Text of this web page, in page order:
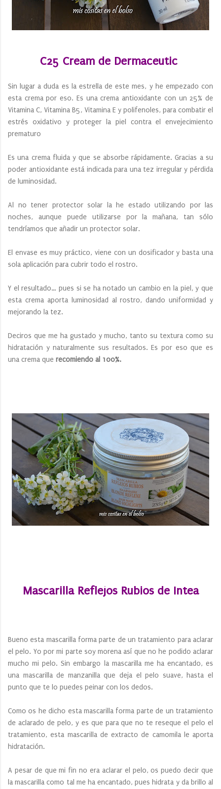
C25 Cream de Dermaceutic
Sin lugar a duda es la estrella de este mes, y he empezado con
esta crema por eso. Es una crema antioxidante con un 25% de
Vitamina C, Vitamina B5, Vitamina E y polifenoles, para combatir el
estrés oxidativo y proteger la piel contra el envejecimiento
prematuro
Es una crema fluida y que se absorbe rápidamente. Gracias a su
poder antioxidante está indicada para una tez irregular y pérdida
de luminosidad.
Al no tener protector solar la he estado utilizando por las
noches, aunque puede utilizarse por la mañana, tan sólo
tendríamos que añadir un protector solar.
El envase es muy práctico, viene con un dosificador y basta una
sola aplicación para cubrir todo el rostro.
Y el resultado… pues si se ha notado un cambio en la piel, y que
esta crema aporta luminosidad al rostro, dando uniformidad y
mejorando la tez.
Deciros que me ha gustado y mucho, tanto su textura como su
hidratación y naturalmente sus resultados. Es por eso que es
una crema que recomiendo al 100%.
Mascarilla Reflejos Rubios de Intea
Bueno esta mascarilla forma parte de un tratamiento para aclarar
el pelo. Yo por mi parte soy morena así que no he podido aclarar
mucho mi pelo. Sin embargo la mascarilla me ha encantado, es
una mascarilla de manzanilla que deja el pelo suave, hasta el
punto que te lo puedes peinar con los dedos.
Como os he dicho esta mascarilla forma parte de un tratamiento
de aclarado de pelo, y es que para que no te reseque el pelo el
tratamiento, esta mascarilla de extracto de camomila le aporta
hidratación.
A pesar de que mi fin no era aclarar el pelo, os puedo decir que
la mascarilla como tal me ha encantado, pues hidrata y da brillo al